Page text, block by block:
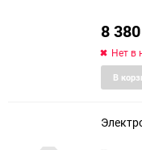
8 380
Нет в
В